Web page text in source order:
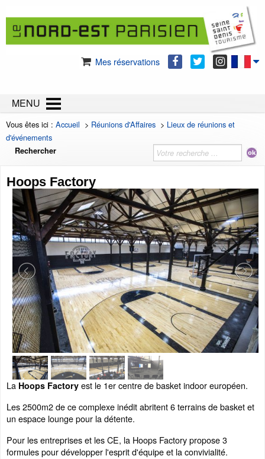
Mes réservations
MENU
Vous êtes ici : Accueil > Réunions d'Affaires > Lieux de réunions et
d'événements
Rechercher
Hoops Factory
La Hoops Factory est le 1er centre de basket indoor européen.
Les 2500m2 de ce complexe inédit abritent 6 terrains de basket et
un espace lounge pour la détente.
Pour les entreprises et les CE, la Hoops Factory propose 3
formules pour développer l'esprit d'équipe et la convivialité.